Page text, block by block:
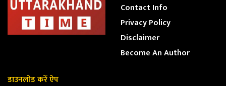
Contact Info
Privacy Policy
Disclaimer
Become An Author
डाउनलोड करें ऐप